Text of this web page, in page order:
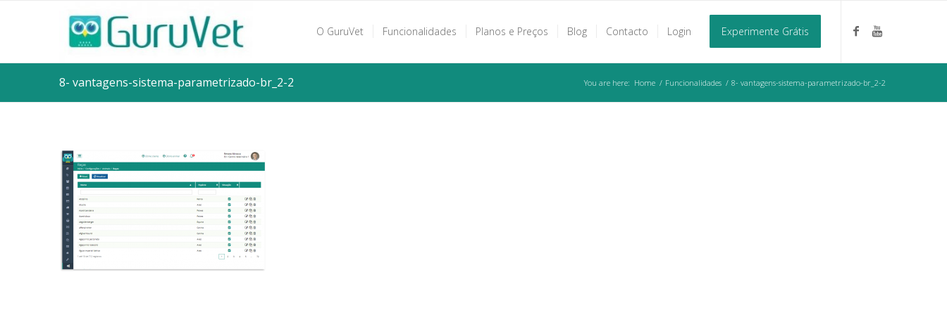
O GuruVet Funcionalidades Planos e Preços Blog Contacto Login Experimente Grátis
8- vantagens-sistema-parametrizado-br_2-2 You are here: Home / Funcionalidades / 8- vantagens-sistema-parametrizado-br_2-2